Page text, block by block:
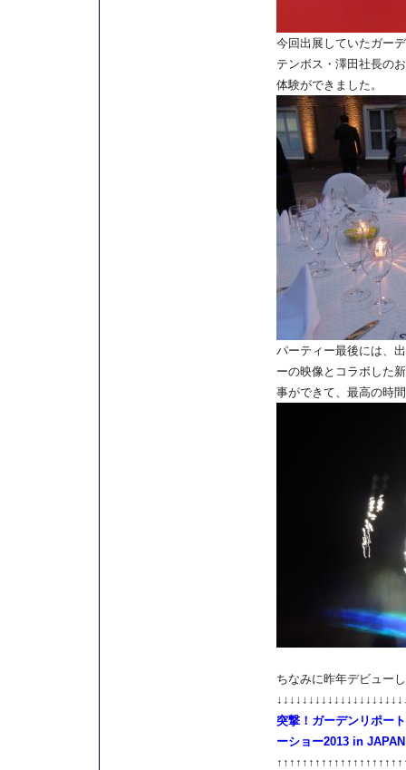
今回出展していたガー
テンボス・澤田社長の
体験ができました。
パーティー最後には、
ーの映像とコラボした
事ができて、最高の時
ちなみに昨年デビュー
突撃！ガーデンリポー
ーショー2013 in